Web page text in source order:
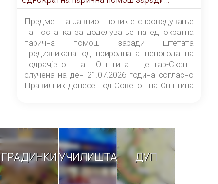
штетата предизвикана од природната
непогода на подрачјето на Општина
Центар-Скопје случена на ден 21.07.2026
година
Предмет на Јавниот повик е спроведување
на постапка за доделување на еднократна
парична помош заради штетата
предизвикана од природната непогода на
подрачјето на Општина Центар-Скопје
случена на ден 21.07.2026 година согласно
Правилник донесен од Советот на Општина
ГРАДИНКИУЧИЛИШТА ДУП